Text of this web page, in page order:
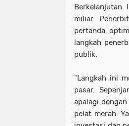
Berkelanjutan
miliar.
pertanda
langkah
publik.
"Langkah ini
pasar.
apalagi
pelat merah.